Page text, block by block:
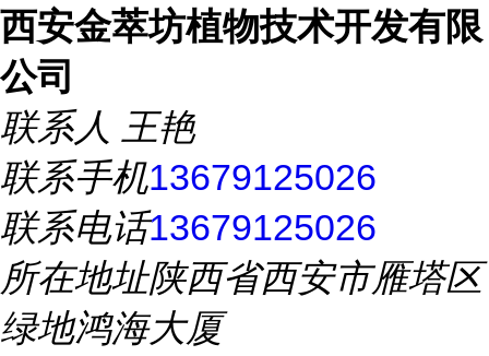
西安金萃坊植物技术开发有限
公司
联系人 王艳
联系手机13679125026
联系电话13679125026
所在地址陕西省西安市雁塔区
绿地鸿海大厦